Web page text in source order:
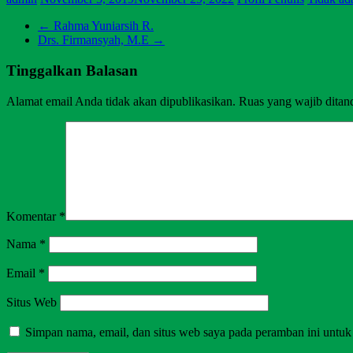
← Rahma Yuniarsih R.
Drs. Firmansyah, M.E →
Tinggalkan Balasan
Alamat email Anda tidak akan dipublikasikan. Ruas yang wajib
Komentar *
Nama *
Email *
Situs Web
Simpan nama, email, dan situs web saya pada peramban ini